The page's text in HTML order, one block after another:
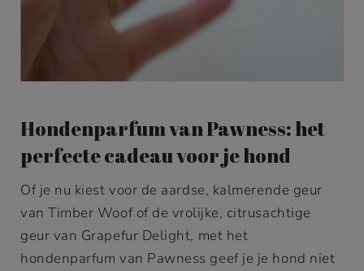
Hondenparfum van Pawness: het
perfecte cadeau voor je hond
Of je nu kiest voor de aardse, kalmerende geur
van Timber Woof of de vrolijke, citrusachtige
geur van Grapefur Delight, met het
hondenparfum van Pawness geef je je hond niet